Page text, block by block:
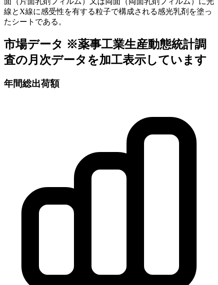
線とX線に感受性を有する粒子で構成される感光乳剤を塗っ
たシートである。
市場データ ※薬事工業生産動態統計調
査の月次データを加工表示しています
年間総出荷額